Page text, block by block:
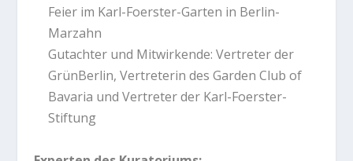
Feier im Karl-Foerster-Garten in Berlin-
Marzahn
Gutachter und Mitwirkende: Vertreter der
GrünBerlin, Vertreterin des Garden Club of
Bavaria und Vertreter der Karl-Foerster-
Stiftung